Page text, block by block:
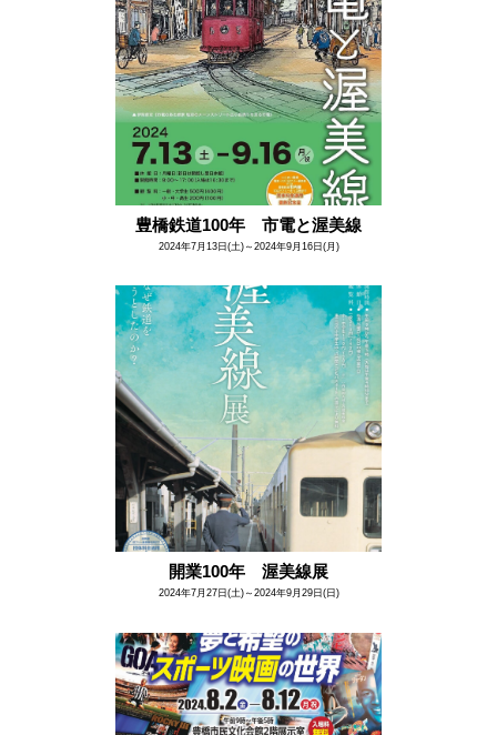
豊橋鉄道100年 市電と渥美線
2024年7月13日(土)～2024年9月16日(月)
開業100年 渥美線展
2024年7月27日(土)～2024年9月29日(日)